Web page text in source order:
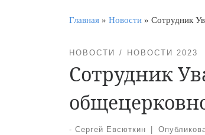
Главная » Новости » Сотрудник
НОВОСТИ НОВОСТИ 2023
Сотрудник
- Сергей Евсюткин